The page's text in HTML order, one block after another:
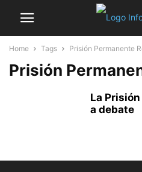
Home Tags Prisión Permanente
Prisión
La
a debate